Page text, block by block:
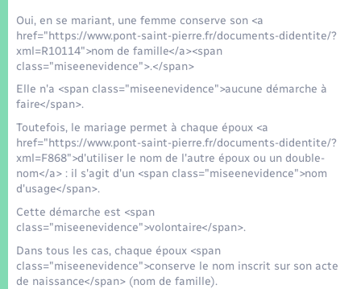
Transports
Voirie et espace public
Oui, en se mariant, une femme conserve son <a
href="https://www.pont-saint-pierre.fr/documents-didentite/?
xml=R10114">nom de famille</a><span
class="miseenevidence">.</span>
Elle n'a <span class="miseenevidence">aucune démarche à
faire</span>.
Toutefois, le mariage permet à chaque époux <a
href="https://www.pont-saint-pierre.fr/documents-didentite/?
xml=F868">d'utiliser le nom de l'autre époux ou un double-
nom</a> : il s'agit d'un <span class="miseenevidence">nom
d'usage</span>.
Cette démarche est <span
class="miseenevidence">volontaire</span>.
Dans tous les cas, chaque époux <span
class="miseenevidence">conserve le nom inscrit sur son acte
de naissance</span> (nom de famille).